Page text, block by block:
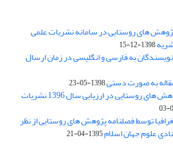
های روستایی در سامانه نشریات علمی
1398-12-15
به فارسی و انگلیسی در زمان ارسال
به صورت دستی1398-05-23
کسب رتبه A فصلنامه پژوهش های روستایی در ارزیابی سال 1396 نشریات
توسط فصلنامه پژوهش های روستایی از نظر
علوم جهان اسلام1395-04-21